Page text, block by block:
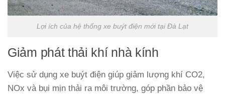
Lợi ích của hệ thống xe buýt điện mới tại Đà Lạt
Giảm phát thải khí nhà kính
Việc sử dụng xe buýt điện giúp giảm lượng khí CO2,
NOx và bụi mịn thải ra môi trường, góp phần bảo vệ